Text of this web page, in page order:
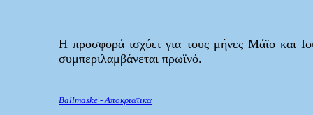
Η προσφορά ισχύει για τους μήνες Μάϊο και
συμπεριλαμβάνεται πρωϊνό.
Ballmaske -Αποκριατικα